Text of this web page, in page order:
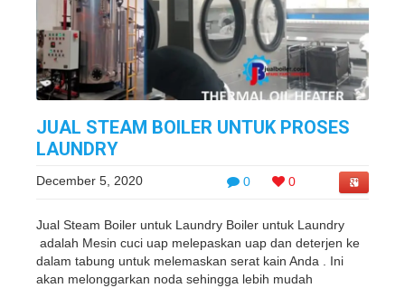
JUAL STEAM BOILER UNTUK PROSES
LAUNDRY
0 0
December 5, 2020
Jual Steam Boiler untuk Laundry Boiler untuk Laundry
adalah Mesin cuci uap melepaskan uap dan deterjen ke
dalam tabung untuk melemaskan serat kain Anda . Ini
akan melonggarkan noda sehingga lebih mudah